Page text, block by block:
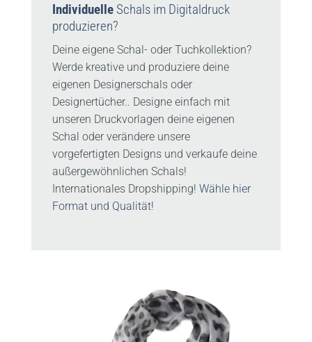
Individuelle Schals im Digitaldruck
produzieren?
Deine eigene Schal- oder Tuchkollektion?
Werde kreative und produziere deine
eigenen Designerschals oder
Designertücher.. Designe einfach mit
unseren Druckvorlagen deine eigenen
Schal oder verändere unsere
vorgefertigten Designs und verkaufe deine
außergewöhnlichen Schals!
Internationales Dropshipping! Wähle hier
Format und Qualität!